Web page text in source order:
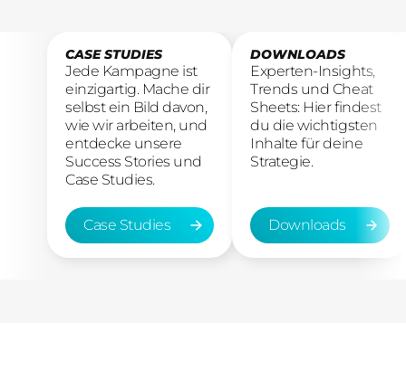
CASE STUDIES
Jede Kampagne ist
einzigartig. Mache dir
selbst ein Bild davon,
wie wir arbeiten, und
entdecke unsere
Success Stories und
Case Studies.
Case Studies
Case Studies
DOWNLOADS
Experten-Insights,
Trends und Cheat
Sheets: Hier findest
du die wichtigsten
Inhalte für deine
Strategie.
Downloads
Downloads